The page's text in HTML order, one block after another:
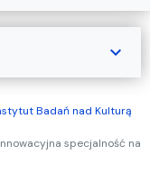
Badań nad Kulturą
specjalność na
expand_more